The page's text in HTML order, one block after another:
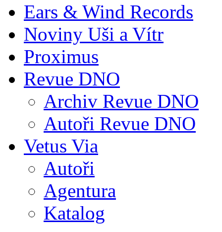
Ears & Wind Records
Noviny Uši a Vítr
Proximus
Revue DNO
Archiv Revue DNO
Autoři Revue DNO
Vetus Via
Autoři
Agentura
Katalog